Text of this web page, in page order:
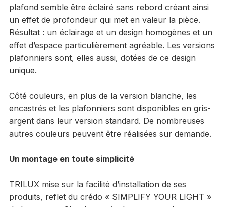
plafond semble être éclairé sans rebord créant ainsi
un effet de profondeur qui met en valeur la pièce.
Résultat : un éclairage et un design homogènes et un
effet d’espace particulièrement agréable. Les versions
plafonniers sont, elles aussi, dotées de ce design
unique.
Côté couleurs, en plus de la version blanche, les
encastrés et les plafonniers sont disponibles en gris-
argent dans leur version standard. De nombreuses
autres couleurs peuvent être réalisées sur demande.
Un montage en toute simplicité
TRILUX mise sur la facilité d’installation de ses
produits, reflet du crédo « SIMPLIFY YOUR LIGHT »